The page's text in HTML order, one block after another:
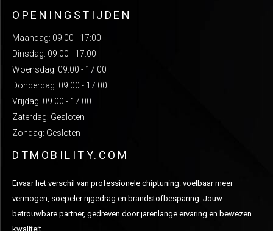
OPENINGSTIJDEN
Maandag: 09:00 - 17:00
Dinsdag: 09.00 - 17.00
Woensdag: 09.00 - 17.00
Donderdag: 09.00 - 17.00
Vrijdag: 09.00 - 17.00
Zaterdag: Gesloten
Zondag: Gesloten
DTMOBILITY.COM
Ervaar het verschil van professionele chiptuning: voelbaar meer
vermogen, soepeler rijgedrag en brandstofbesparing. Jouw
betrouwbare partner, gedreven door jarenlange ervaring en bewezen
kwaliteit.